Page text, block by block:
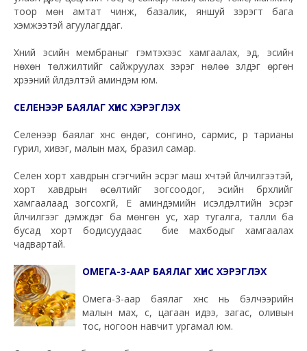
тоор мөн амтат чинжүү, базалик, яншуй зэрэгт бага
хэмжээтэй агуулагддаг.
Хүний эсийн мембраныг гэмтэхээс хамгаалах, эд, эсийн
нөхөн төлжилтийг сайжруулах зэрэг нөлөө үзүүлдэг өргөн
хүрээний үйлдэлтэй аминдэм юм.
СЕЛЕНЭЭР БАЯЛАГ ХҮНС ХЭРЭГЛЭХ
Селенээр баялаг хүнс өндөг, сонгино, сармис, үр тарианы
гурил, хивэг, малын мах, бразил самар.
Селен хорт хавдрын үүсгэгчийн эсрэг маш хүчтэй үйлчилгээтэй,
хорт хавдрын өсөлтийг зогсоодог, эсийн бүрхүүлийг
хамгаалаад зогсохгүй, Е аминдэмийн исэлдэлтийн эсрэг
үйлчилгээг дэмждэг ба мөнгөн ус, хар тугалга, талли ба
бусад хорт бодисуудаас бие махбодыг хамгаалах
чадвартай.
ОМЕГА-3-ААР БАЯЛАГ ХҮНС ХЭРЭГЛЭХ
Омега-3-аар баялаг хүнс нь бэлчээрийн
малын мах, сүү, цагаан идээ, загас, оливын
тос, ногоон навчит ургамал юм.